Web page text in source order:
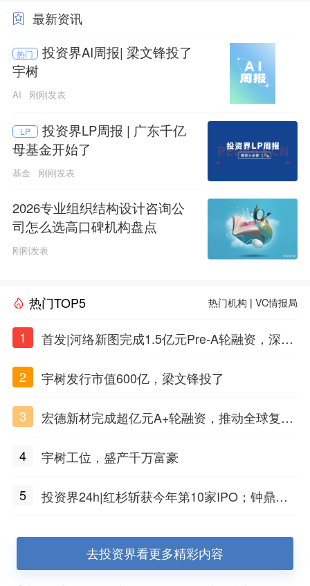
最新资讯
热门
投资界AI周报| 梁文锋投了
宇树
AI 刚刚发表
LP
投资界LP周报 | 广东千亿
母基金开始了
基金 刚刚发表
2026专业组织结构设计咨询公
司怎么选高口碑机构盘点
刚刚发表
热门TOP5 热门机构 |VC情报局
1
首发|河络新图完成1.5亿元Pre-A轮融资，深耕i
2
宇树发行市值600亿，梁文锋投了
3
宏德新材完成超亿元A+轮融资，推动全球复合
4
宇树工位，盛产千万富豪
5
投资界24h|红杉斩获今年第10家IPO；钟鼎投
水
去投资界看更多精彩内容